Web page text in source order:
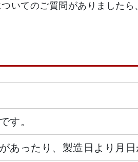
いてのご質問がありましたら
す。
あったり、製造日より月日